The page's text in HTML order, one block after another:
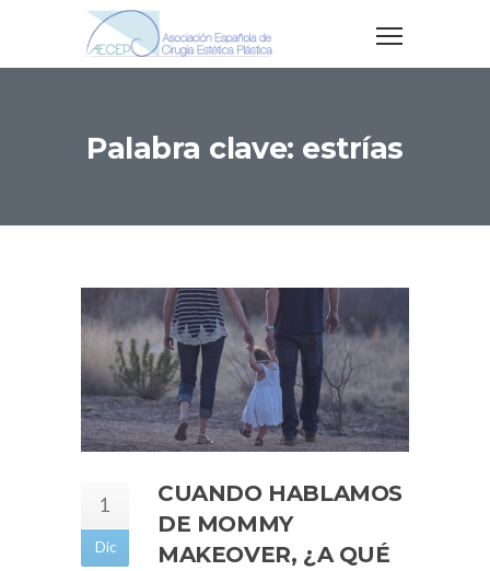
Palabra clave: estrías
1
Dic
CUANDO HABLAMOS
DE MOMMY
MAKEOVER, ¿A QUÉ